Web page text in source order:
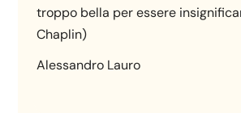
troppo bella per essere
Chaplin)
Alessandro Lauro